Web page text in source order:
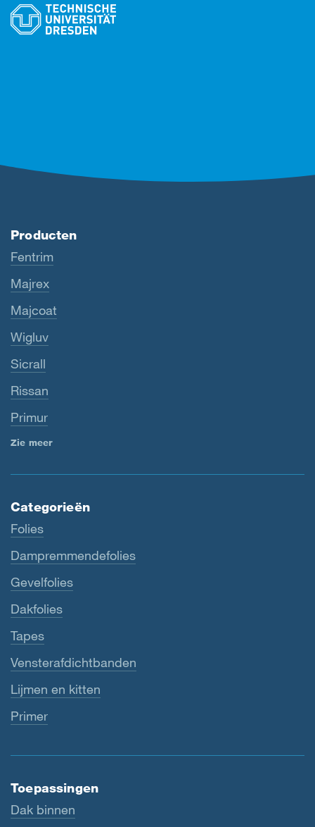
Producten
Fentrim
Majrex
Majcoat
Wigluv
Sicrall
Rissan
Primur
Zie meer
Categorieën
Folies
Dampremmendefolies
Gevelfolies
Dakfolies
Tapes
Vensterafdichtbanden
Lijmen en kitten
Primer
Toepassingen
Dak binnen